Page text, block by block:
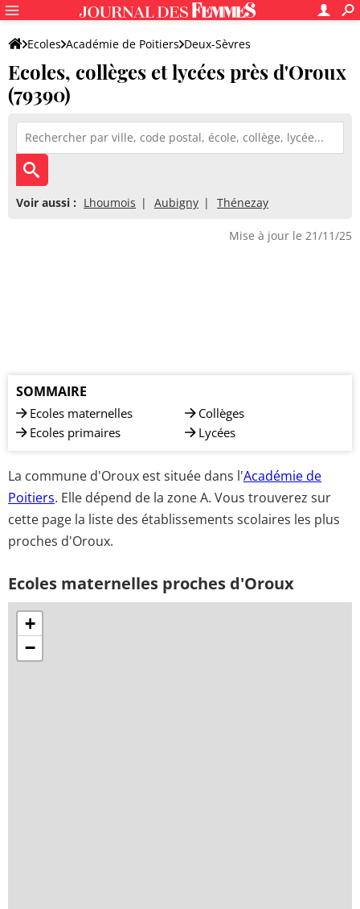
Ecoles Académie de Poitiers Deux-Sèvres
Ecoles, collèges et lycées près d'Oroux
(79390)
Voir aussi : Lhoumois Aubigny Thénezay
Mise à jour le 21/11/25
SOMMAIRE
Ecoles maternelles
Ecoles primaires
Collèges
Lycées
La commune d'Oroux est située dans l'Académie de
Poitiers. Elle dépend de la zone A. Vous trouverez sur
cette page la liste des établissements scolaires les plus
proches d'Oroux.
Ecoles maternelles proches d'Oroux
+
−